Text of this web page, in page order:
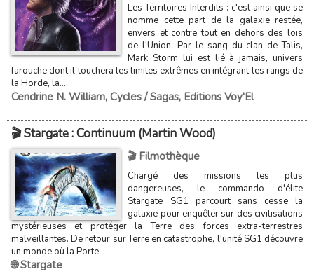
Les Territoires Interdits : c'est ainsi que se
nomme cette part de la galaxie restée,
envers et contre tout en dehors des lois
de l'Union. Par le sang du clan de Talis,
Mark Storm lui est lié à jamais, univers
farouche dont il touchera les limites extrêmes en intégrant les rangs de
la Horde, la...
Cendrine N. William, Cycles / Sagas, Editions Voy'El
🎬 Stargate : Continuum (Martin Wood)
🎬 Filmothèque
Chargé des missions les plus
dangereuses, le commando d'élite
Stargate SG1 parcourt sans cesse la
galaxie pour enquêter sur des civilisations
mystérieuses et protéger la Terre des forces extra-terrestres
malveillantes. De retour sur Terre en catastrophe, l'unité SG1 découvre
un monde où la Porte...
🌐 Stargate